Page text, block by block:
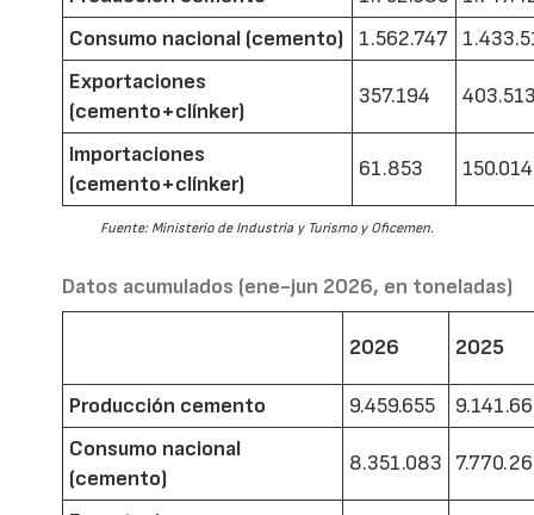
Consumo nacional (cemento)
1.562.747
Exportaciones
(cemento+clínker)
357.194
Importaciones
(cemento+clínker)
61.853 150.014
Fuente: Ministerio de Industria y Turismo y Oficemen.
Datos acumulados (ene-jun 2026, en toneladas)
2026 2025
Producción cemento 9.459.655
Consumo nacional
(cemento)
8.351.083